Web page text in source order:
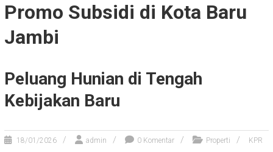
Promo Subsidi di Kota Baru
Jambi
Peluang Hunian di Tengah
Kebijakan Baru
18/01/2026 admin 0 Komentar Properti KPR